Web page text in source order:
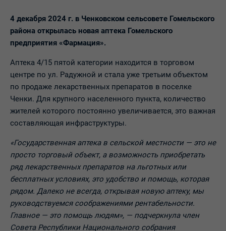
4 декабря 2024 г. в Ченковском сельсовете Гомельского
района открылась новая аптека Гомельского
предприятия «Фармация».
Аптека 4/15 пятой категории находится в торговом
центре по ул. Радужной и стала уже третьим объектом
по продаже лекарственных препаратов в поселке
Ченки. Для крупного населенного пункта, количество
жителей которого постоянно увеличивается, это важная
составляющая инфраструктуры.
«Государственная аптека в сельской местности — это не
просто торговый объект, а возможность приобретать
ряд лекарственных препаратов на льготных или
бесплатных условиях, это удобство и помощь, которая
рядом. Далеко не всегда, открывая новую аптеку, мы
руководствуемся соображениями рентабельности.
Главное — это помощь людям», — подчеркнула член
Совета Республики Национального собрания